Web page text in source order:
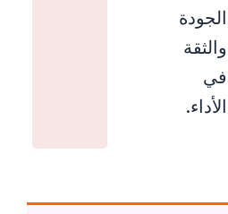
الجودة
والثقة
في
الأداء.